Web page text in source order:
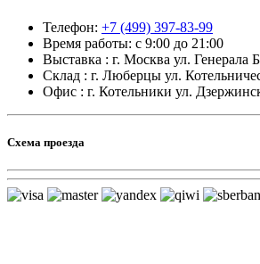
Телефон: +7 (499) 397-83-99
Время работы: с 9:00 до 21:00
Выставка : г. Москва ул. Генерала
Склад : г. Люберцы ул.
Офис : г. Котельники ул.
Схема проезда